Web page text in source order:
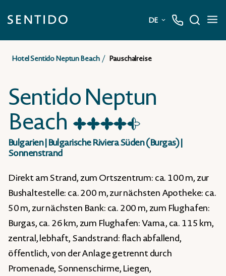
DE
Deutsch
Hotel Sentido Neptun Beach Pauschalreise
Sentido Neptun
Beach ★★★★☆
Bulgarien|Bulgarische Riviera Süden (Burgas)|
Sonnenstrand
Direkt am Strand, zum Ortszentrum: ca. 100 m, zur
Bushaltestelle: ca. 200 m, zur nächsten Apotheke: ca.
50 m, zur nächsten Bank: ca. 200 m, zum Flughafen:
Burgas, ca. 26 km, zum Flughafen: Varna, ca. 115 km,
zentral, lebhaft, Sandstrand: flach abfallend,
öffentlich, von der Anlage getrennt durch
Promenade, Sonnenschirme, Liegen,